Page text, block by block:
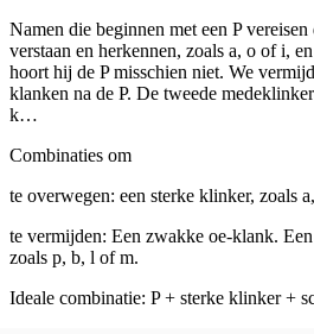
Namen die beginnen met een P
verstaan en herkennen, zoals a, o of i,
hoort hij de P misschien niet. We
klanken na de P. De tweede
k…
Combinaties om
te overwegen: een sterke klinker, zoals
te vermijden: Een zwakke oe-klank.
zoals p, b, l of m.
Ideale combinatie: P + sterke klinker +